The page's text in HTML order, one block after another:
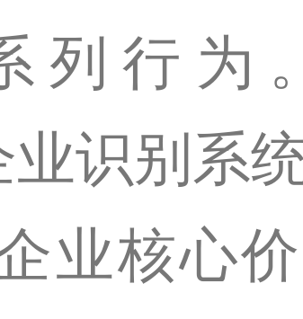
列行为
业识别系
业核心